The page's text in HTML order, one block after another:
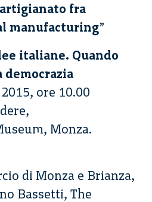
fra
manufacturing”
italiane. Quando
democrazia
ore 10.00
Monza.
di Monza e Brianza,
Bassetti, The